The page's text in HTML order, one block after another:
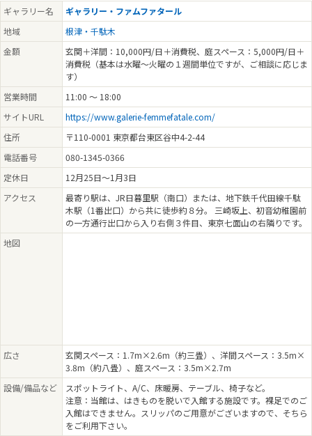
ギャラリー名
ギャラリー・ファムファタール
地域
根津・千駄木
金額
玄関＋洋間：10,000円/日＋消費税、庭スペース：5,000円/日＋
消費税（基本は水曜～火曜の１週間単位ですが、ご相談に応じま
す）
営業時間
11:00 ～ 18:00
サイトURL
https://www.galerie-femmefatale.com/
住所
〒110-0001 東京都台東区谷中4-2-44
電話番号
080-1345-0366
定休日
12月25日～1月3日
アクセス
最寄り駅は、JR日暮里駅（南口）または、地下鉄千代田線千駄
木駅（1番出口）から共に徒歩約８分。 三崎坂上、初音幼稚園前
の一方通行出口から入り右側３件目、東京七面山の右隣りです。
地図
広さ
玄関スペース：1.7m×2.6m（約三畳）、洋間スペース：3.5m×
3.8m（約八畳）、庭スペース：3.5m×2.7m
設備/備品など
スポットライト、A/C、床暖房、テーブル、椅子など。
注意：当館は、はきものを脱いで入館する施設です。裸足でのご
入館はできません。スリッパのご用意がございますので、そちら
をご利用下さい。